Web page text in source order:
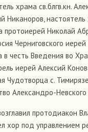
храма св.блгв.кн.
Никаноров,
протоиерей Николай
Черниговского иерей
в честь Введения во
иерей Алексий
Чудотворца с.
Александро-
протодиакон
хор под управлением